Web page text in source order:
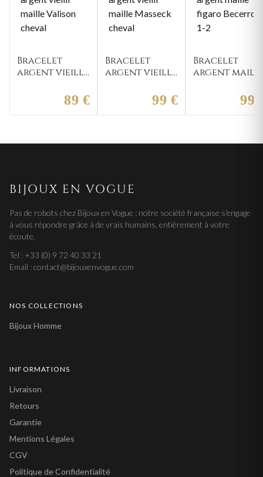
Bracelet
argent vieilli
89 €
Bracelet
argent vieilli
99 €
Bracelet
argent
Becerro 1-299
BIJOUX EN VOGUE
Pas de robots chez Bijoux en Vogue : notre société française s'engage
à vous répondre grâce à de vrais humains, entièrement à votre
écoute.
Tel : +33 (0) 9 72 40 33 21
Email : contact@bijouxenvogue.com
NOS COLLECTIONS
Bijoux Homme
INFORMATIONS
Livraison
Retours
Garantie
Mentions Légales
CGV
Politique de Confidentialité